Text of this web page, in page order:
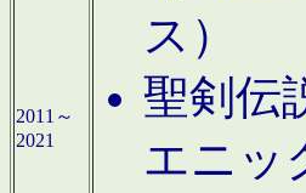
2011～
2021
ス）
聖剣伝
エニッ